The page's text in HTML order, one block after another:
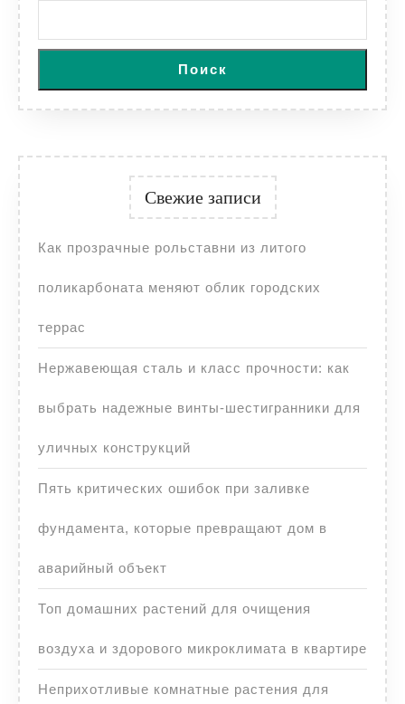
Поиск
Свежие записи
Как прозрачные рольставни из литого
поликарбоната меняют облик городских
террас
Нержавеющая сталь и класс прочности: как
выбрать надежные винты-шестигранники для
уличных конструкций
Пять критических ошибок при заливке
фундамента, которые превращают дом в
аварийный объект
Топ домашних растений для очищения
воздуха и здорового микроклимата в квартире
Неприхотливые комнатные растения для